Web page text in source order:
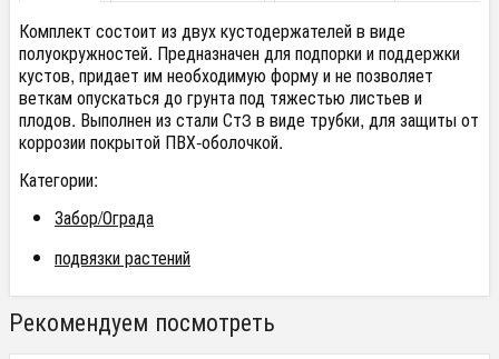
Комплект состоит из двух кустодержателей в виде
полуокружностей. Предназначен для подпорки и поддержки
кустов, придает им необходимую форму и не позволяет
веткам опускаться до грунта под тяжестью листьев и
плодов. Выполнен из стали Ст3 в виде трубки, для защиты от
коррозии покрытой ПВХ-оболочкой.
Категории:
Забор/Ограда
подвязки растений
Рекомендуем посмотреть